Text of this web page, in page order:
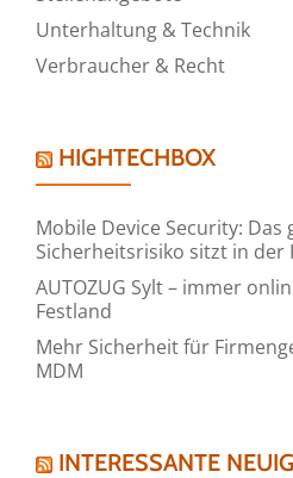
Unterhaltung & Technik
Verbraucher & Recht
HIGHTECHBOX
Mobile Device Security: Das
Sicherheitsrisiko sitzt in der
AUTOZUG Sylt – immer
Festland
Mehr Sicherheit für
MDM
INTERESSANTE